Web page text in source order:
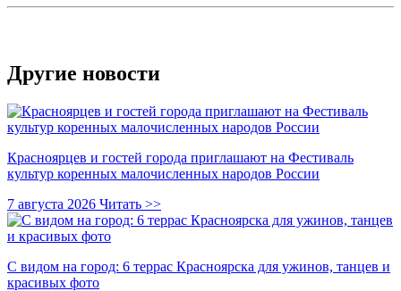
Другие новости
Красноярцев и гостей города приглашают на Фестиваль
культур коренных малочисленных народов России
7 августа 2026 Читать >>
С видом на город: 6 террас Красноярска для ужинов, танцев и
красивых фото